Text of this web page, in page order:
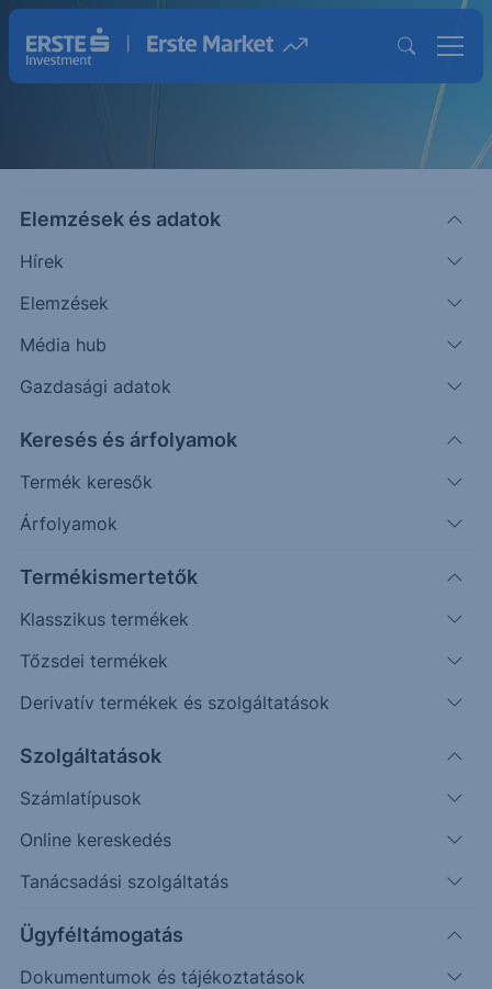
Elemzések és adatok
Hírek
Elemzések
Média hub
Gazdasági adatok
Keresés és árfolyamok
Termék keresők
Árfolyamok
Termékismertetők
Klasszikus termékek
Tőzsdei termékek
Derivatív termékek és szolgáltatások
Szolgáltatások
Számlatípusok
Online kereskedés
Tanácsadási szolgáltatás
Ügyféltámogatás
Dokumentumok és tájékoztatások
Strukturált Értékpapírok
Magasabb hozam lehetősége egyedi
Védelmi mechanizmussal
rendelkező egyedi befektetési
lehetőséget keresel?
Az Erste Strukturált Értékpapír kínálatával különböző
piaci helyzetekre találhatsz megfelelő befektetési
A havonta érkező termékek között találsz olyat, ahol a
kiválasztott mögöttes piac vagy termékek negatív